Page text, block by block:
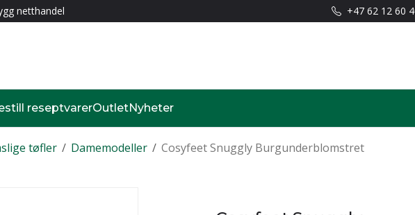
netthandel +47 62 12 60
reseptvarerOutletNyheter
/
tøfler /
Damemodeller Cosyfeet Snuggly Burgunderblomstret